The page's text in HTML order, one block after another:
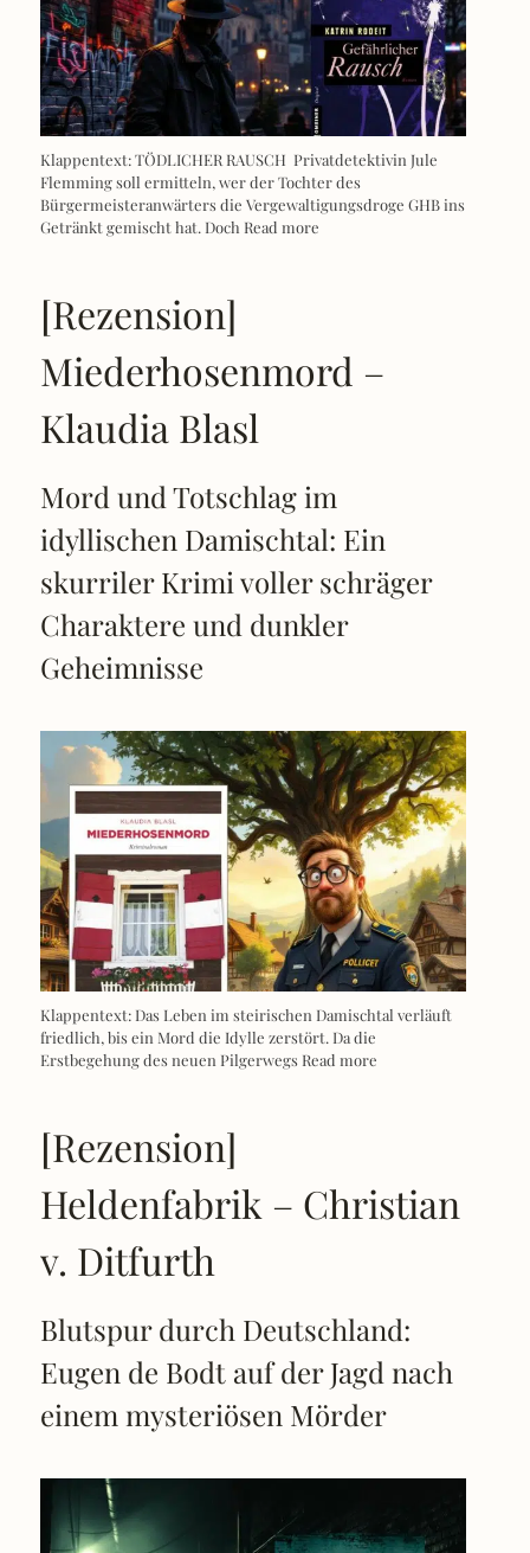
Klappentext: TÖDLICHER RAUSCH Privatdetektivin Jule
Flemming soll ermitteln, wer der Tochter des
Bürgermeisteranwärters die Vergewaltigungsdroge GHB ins
Getränkt gemischt hat. Doch Read more
[Rezension]
Miederhosenmord –
Klaudia Blasl
Mord und Totschlag im
idyllischen Damischtal: Ein
skurriler Krimi voller schräger
Charaktere und dunkler
Geheimnisse
Klappentext: Das Leben im steirischen Damischtal verläuft
friedlich, bis ein Mord die Idylle zerstört. Da die
Erstbegehung des neuen Pilgerwegs Read more
[Rezension]
Heldenfabrik – Christian
v. Ditfurth
Blutspur durch Deutschland:
Eugen de Bodt auf der Jagd nach
einem mysteriösen Mörder